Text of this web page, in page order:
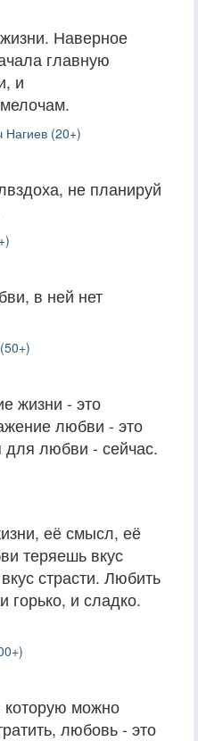
Наверное
главную
и
(20+)
не планируй
в ней нет
жизни - это
любви - это
любви - сейчас.
её смысл, её
теряешь вкус
страсти. Любить
горько, и сладко.
которую можно
любовь - это